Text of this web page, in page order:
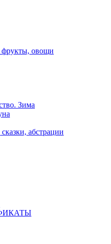
фрукты, овощи
Зима
абстрации